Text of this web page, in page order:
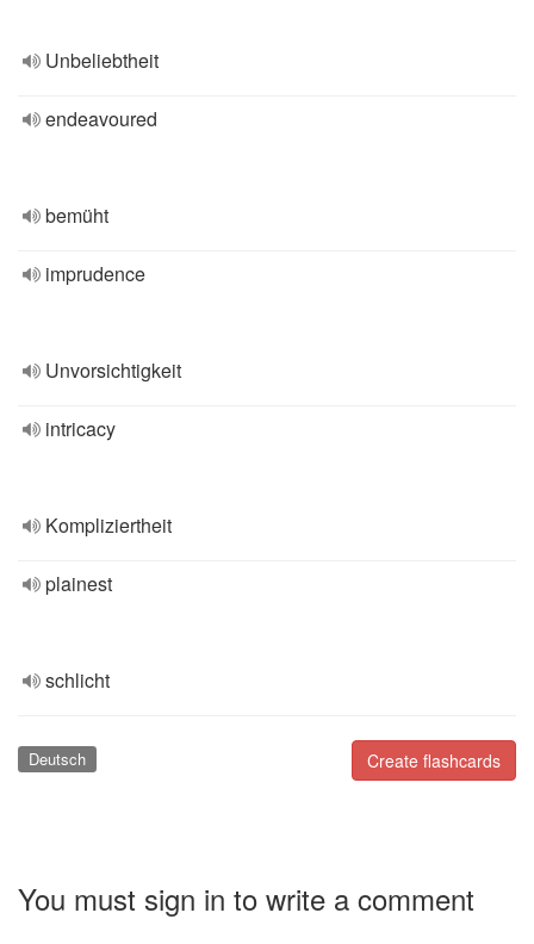
Unbeliebtheit
endeavoured
bemüht
imprudence
Unvorsichtigkeit
intricacy
Kompliziertheit
plainest
schlicht
Create flashcards
Deutsch
You must sign in to write a comment